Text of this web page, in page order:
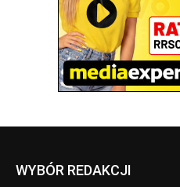
WYBÓR REDAKCJI